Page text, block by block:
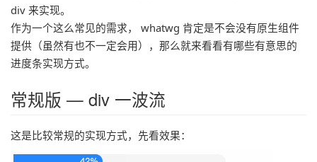
div 来实现。
作为一个这么常见的需求， whatwg 肯定是不会没有原生组件
提供（虽然有也不一定会用），那么就来看看有哪些有意思的
进度条实现方式。
常规版 — div 一波流
这是比较常规的实现方式，先看效果：